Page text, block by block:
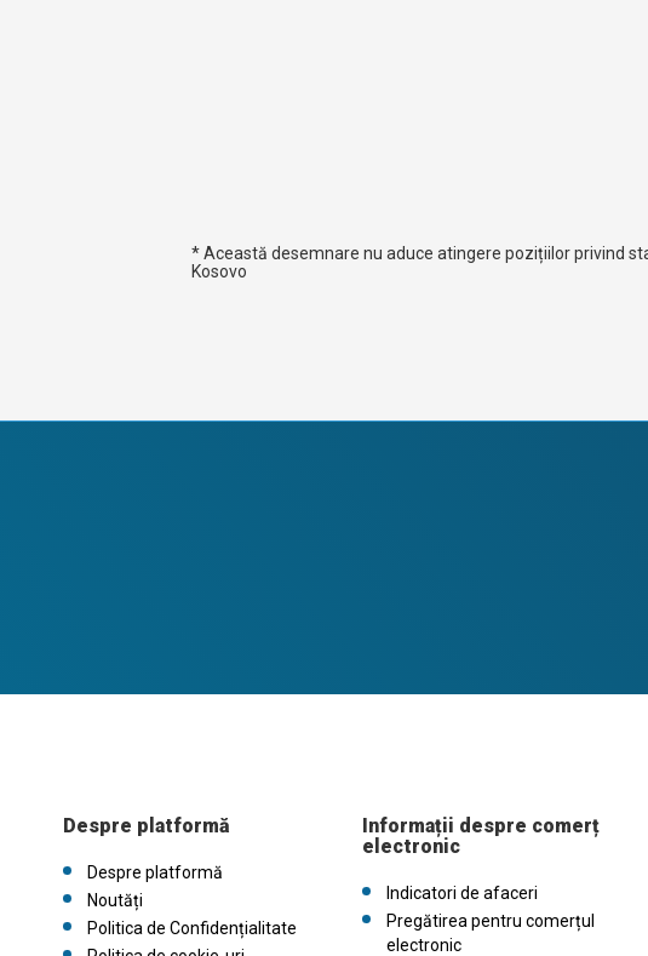
* Această desemnare nu aduce atingere pozițiilor privind
Kosovo
Despre platformă
Despre platformă
Noutăți
Politica de Confidențialitate
Informații despre comerț
electronic
Indicatori de afaceri
Pregătirea pentru comerțul
electronic